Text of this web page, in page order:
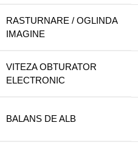
RASTURNARE / OGLINDA
IMAGINE
VITEZA OBTURATOR
ELECTRONIC
BALANS DE ALB